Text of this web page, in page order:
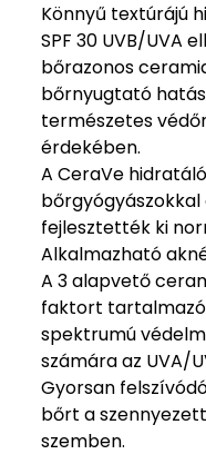
Könnyű textúrájú
SPF 30 UVB/UVA
bőrazonos
bőrnyugtató
természetes
érdekében.
A CeraVe
fejlesztették ki
Alkalmazható
A 3 alapvető
faktort
spektrumú
számára az UVA/
Gyorsan
bőrt a
szemben.